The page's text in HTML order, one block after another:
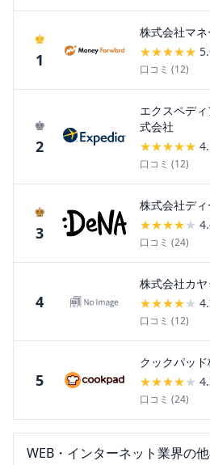
♚
1
株式会社マ
★★★★★
口コミ (12)
♚
2
エクスペデ
式会社
★★★★★
口コミ (12)
♚
3
株式会社デ
★★★★★
口コミ (24)
4
株式会社カヤ
★★★★★
口コミ (12)
5
クックパッ
★★★★★
口コミ (24)
WEB・インターネット業界の